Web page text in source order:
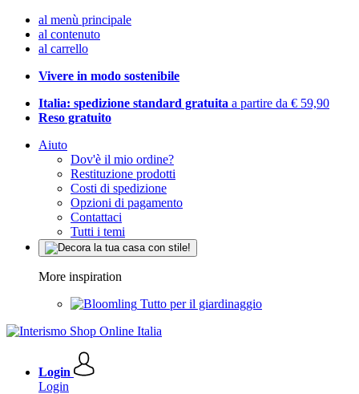
al menù principale
al contenuto
al carrello
Vivere in modo sostenibile
Italia: spedizione standard gratuita a partire da € 59,90
Reso gratuito
Aiuto
Dov'è il mio ordine?
Restituzione prodotti
Costi di spedizione
Opzioni di pagamento
Contattaci
Tutti i temi
More inspiration
Tutto per il giardinaggio
Login
Login